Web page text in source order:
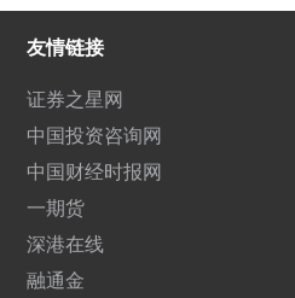
友情链接
证券之星网
中国投资咨询网
中国财经时报网
一期货
深港在线
融通金